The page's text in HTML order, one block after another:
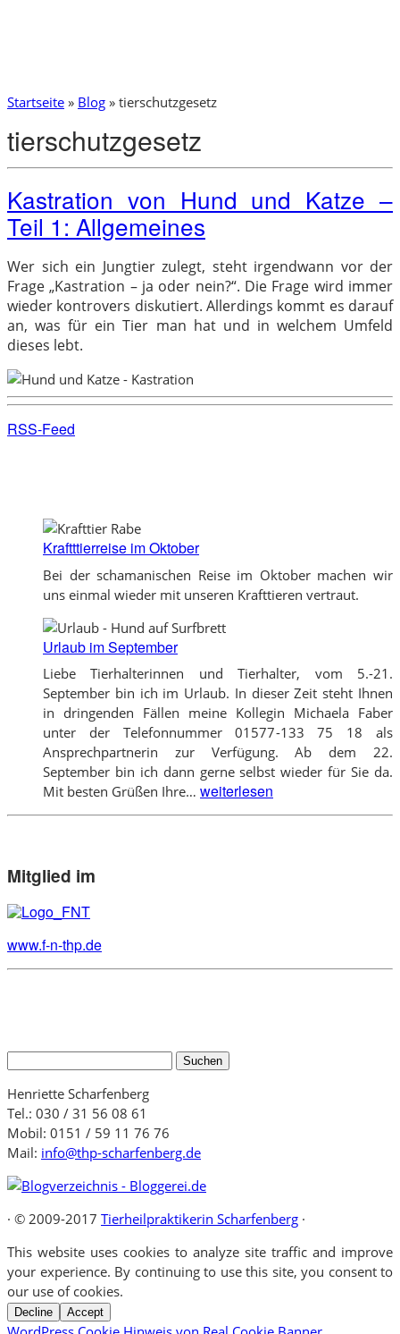
Startseite » Blog » tierschutzgesetz
tierschutzgesetz
Kastration von Hund und Katze –
Teil 1: Allgemeines
Wer sich ein Jungtier zulegt, steht irgendwann vor der
Frage „Kastration – ja oder nein?“. Die Frage wird immer
wieder kontrovers diskutiert. Allerdings kommt es darauf
an, was für ein Tier man hat und in welchem Umfeld
dieses lebt.
RSS-Feed
Kraftttierreise im Oktober
Bei der schamanischen Reise im Oktober machen wir
uns einmal wieder mit unseren Krafttieren vertraut.
Urlaub im September
Liebe Tierhalterinnen und Tierhalter, vom 5.-21.
September bin ich im Urlaub. In dieser Zeit steht Ihnen
in dringenden Fällen meine Kollegin Michaela Faber
unter der Telefonnummer 01577-133 75 18 als
Ansprechpartnerin zur Verfügung. Ab dem 22.
September bin ich dann gerne selbst wieder für Sie da.
Mit besten Grüßen Ihre… Urlaub
im
September
weiterlesen
Mitglied im
www.f-n-thp.de
Suchen
Henriette Scharfenberg
Tel.: 030 / 31 56 08 61
Mobil: 0151 / 59 11 76 76
Mail: info@thp-scharfenberg.de
· © 2009-2017 Tierheilpraktikerin Scharfenberg ·
This website uses cookies to analyze site traffic and improve
your experience. By continuing to use this site, you consent to
our use of cookies.
Decline Accept